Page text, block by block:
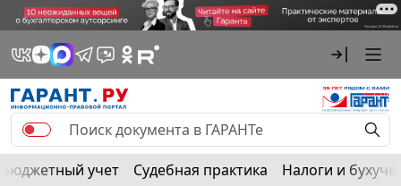
Бюджетный учет Судебная практика Налоги и